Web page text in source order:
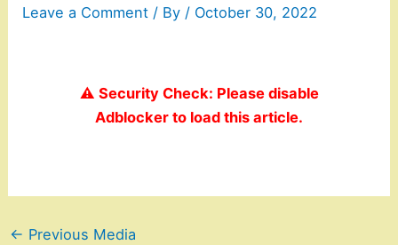
Leave a Comment / By / October 30, 2022
⚠️ Security Check: Please disable
Adblocker to load this article.
← Previous Media